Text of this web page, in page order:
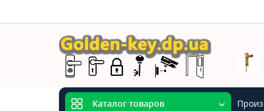
Каталог товаров